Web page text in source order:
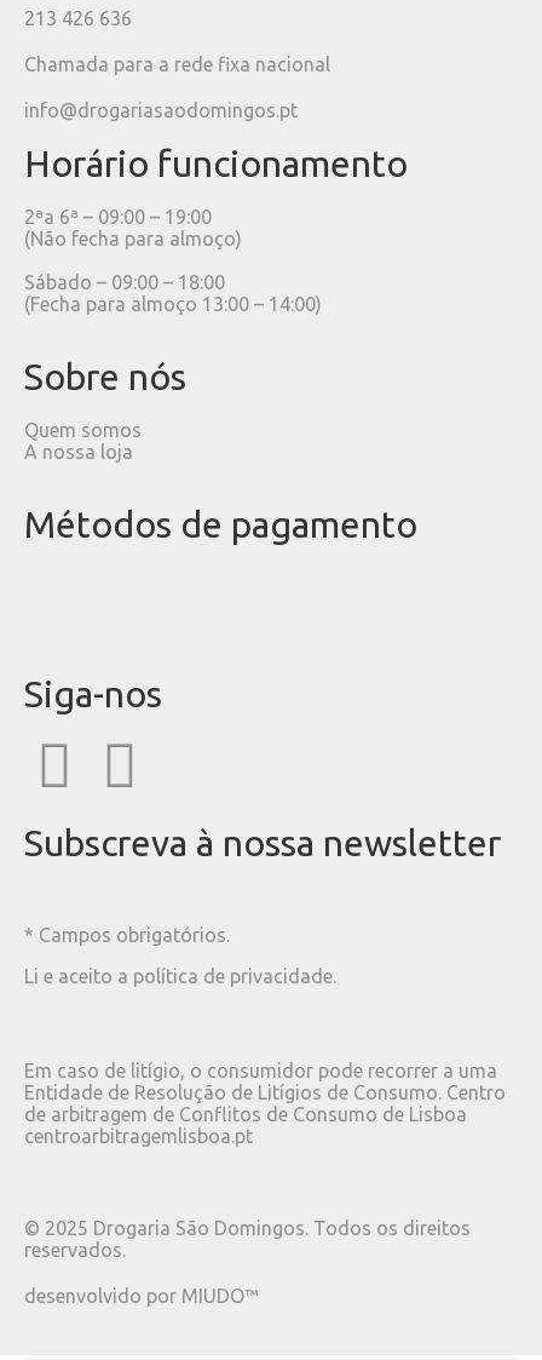
213 426 636
Chamada para a rede fixa nacional
info@drogariasaodomingos.pt
Horário funcionamento
2ªa 6ª – 09:00 – 19:00
(Não fecha para almoço)
Sábado – 09:00 – 18:00
(Fecha para almoço 13:00 – 14:00)
Sobre nós
Quem somos
A nossa loja
Métodos de pagamento
Siga-nos
Subscreva à nossa newsletter
* Campos obrigatórios.
Li e aceito a política de privacidade.
Em caso de litígio, o consumidor pode recorrer a uma
Entidade de Resolução de Litígios de Consumo. Centro
de arbitragem de Conflitos de Consumo de Lisboa
centroarbitragemlisboa.pt
© 2025 Drogaria São Domingos. Todos os direitos
reservados.
desenvolvido por MIUDO™